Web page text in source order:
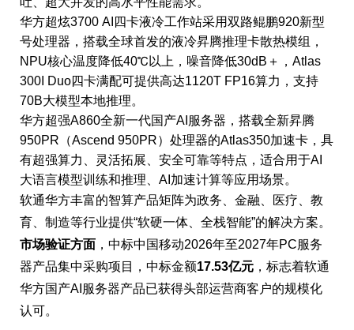
华方超炫3700 AI四卡液冷工作站采用双路鲲鹏920新型
号处理器，搭载全球首发的液冷昇腾推理卡散热模组，
NPU核心温度降低40℃以上，噪音降低30dB＋，Atlas
300I Duo四卡满配可提供高达1120T FP16算力，支持
70B大模型本地推理。
华方超强A860全新一代国产AI服务器，搭载全新昇腾
950PR（Ascend 950PR）处理器的Atlas350加速卡，具
有超强算力、灵活拓展、安全可靠等特点，适合用于AI
大语言模型训练和推理、AI加速计算等应用场景。
软通华方丰富的智算产品矩阵为政务、金融、医疗、教
育、制造等行业提供“软硬一体、全栈智能”的解决方案。
市场验证方面 ，中标中国移动2026年至2027年PC服务
器产品集中采购项目，中标金额17.53亿元 ，标志着软通
华方国产AI服务器产品已获得头部运营商客户的规模化
认可。